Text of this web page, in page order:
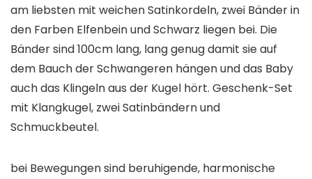
am liebsten mit weichen Satinkordeln, zwei Bänder in
den Farben Elfenbein und Schwarz liegen bei. Die
Bänder sind 100cm lang, lang genug damit sie auf
dem Bauch der Schwangeren hängen und das Baby
auch das Klingeln aus der Kugel hört. Geschenk-Set
mit Klangkugel, zwei Satinbändern und
Schmuckbeutel.
bei Bewegungen sind beruhigende, harmonische